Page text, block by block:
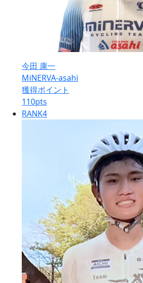
今田 康一
MiNERVA-asahi
獲得ポイント
110pts
RANK4